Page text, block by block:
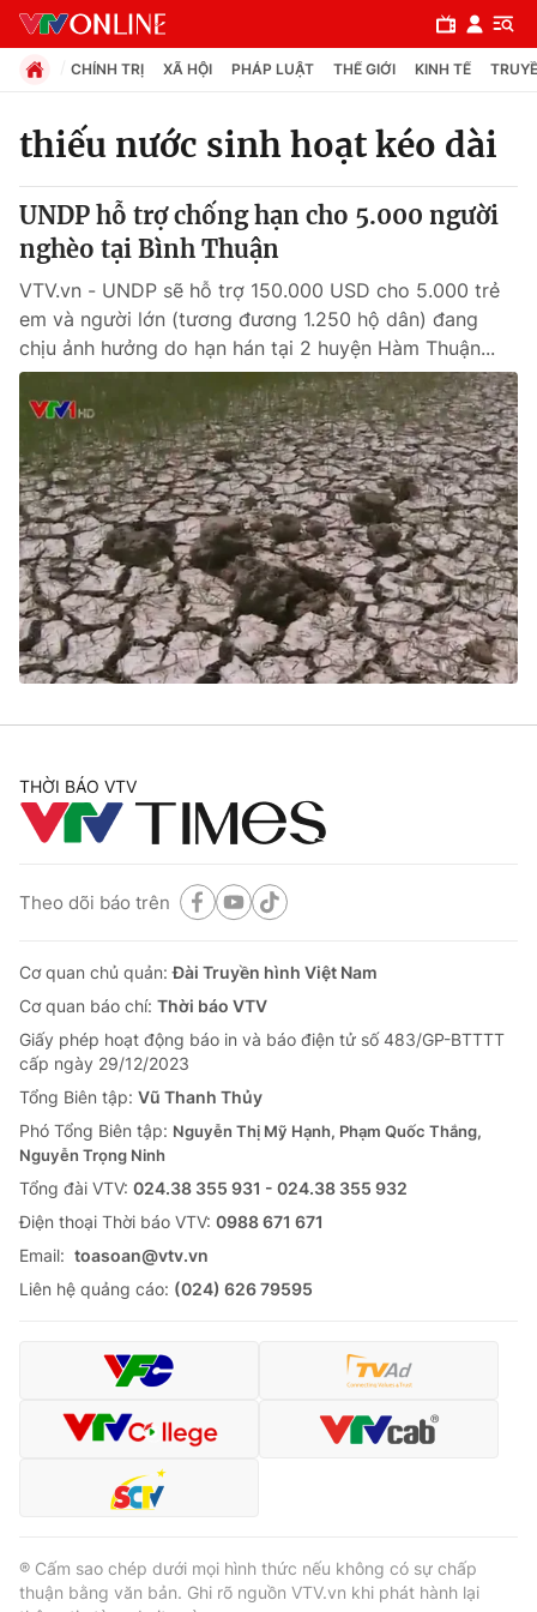
Chuyên mục
Chính trị
Xã hội
Pháp luật
Y tế
Thế giới
Tin tức
Thế giới đó đây
Câu chuyện quốc tế
Kinh tế
Tài chính
Thị trường
Góc doanh nghiệp
Dữ liệu và đời sống
Truyền hình
Phim VTV
Hậu trường
Giải sao mai
Giải trí
Điện ảnh
Âm nhạc
Du lịch
Làm đẹp
Chất lượng cuộc sống
Tuyển sinh
Học trực tuyến
Công nghệ
Hitech Công nghệ tương lai
Sản phẩm
Thị trường
Tư vấn
Giao lưu trực tuyến
Lịch phát sóng
Chuyên mục khác
Emagazine Podcast
Video Shorts video
VTV Money
VTV Sức khoẻ Bất động sản
CHÍNH TRỊ XÃ HỘI PHÁP LUẬT THẾ GIỚI KINH TẾ
thiếu nước sinh hoạt kéo dài
UNDP hỗ trợ chống hạn cho 5.000 người
nghèo tại Bình Thuận
VTV.vn - UNDP sẽ hỗ trợ 150.000 USD cho 5.000 trẻ
em và người lớn (tương đương 1.250 hộ dân) đang
chịu ảnh hưởng do hạn hán tại 2 huyện Hàm Thuận...
THỜI BÁO VTV
Theo dõi báo trên
Cơ quan chủ quản:Đài Truyền hình Việt Nam
Cơ quan báo chí: Thời báo VTV
Giấy phép hoạt động báo in và báo điện tử số 483/GP-BTTTT
cấp ngày 29/12/2023
Tổng Biên tập: Vũ Thanh Thủy
Phó Tổng Biên tập: Nguyễn Thị Mỹ Hạnh, Phạm Quốc Thắng,
Nguyễn Trọng Ninh
Tổng đài VTV: 024.38 355 931 - 024.38 355 932
Ðiện thoại Thời báo VTV: 0988 671 671
Email: toasoan@vtv.vn
Liên hệ quảng cáo: (024) 626 79595
® Cấm sao chép dưới mọi hình thức nếu không có sự chấp
thuận bằng văn bản. Ghi rõ nguồn VTV.vn khi phát hành lại